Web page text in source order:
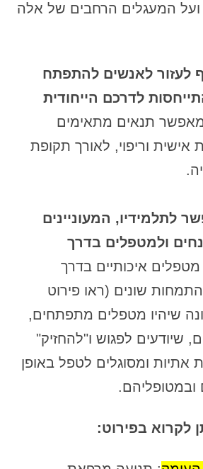
המעגלים הרחבים של אלה
לעזור לאנשים להתפתח
לדרכם הייחודית
תנאים מתאימים
אישית וריפוי, לאורך תקופת
לתלמידיו, המעוניינים
ולמטפלים בדרך
איכותיים בדרך
שונים (ראו פירוט
שיהיו מטפלים מתפתחים,
שיודעים לפגוש ו"להחזיק"
אתיות ומסוגלים לטפל באופן
ובמטופליהם.
לקרוא בפירוט: